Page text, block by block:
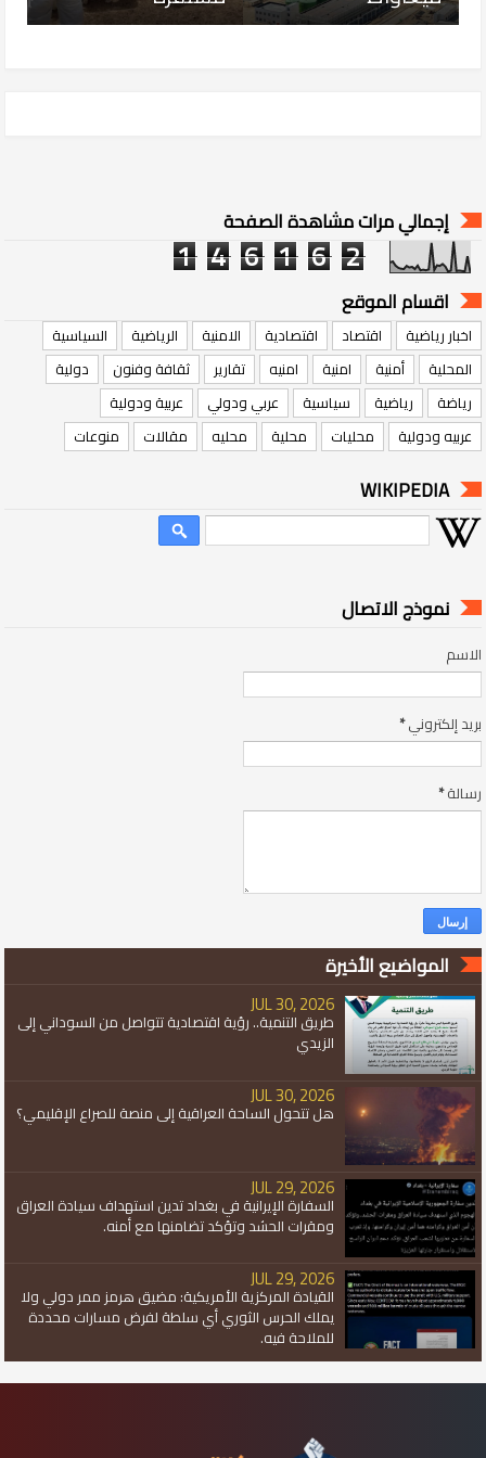
إجمالي مرات مشاهدة الصفحة
1 4 6 1 6 2
اقسام الموقع
اخبار رياضية اقتصاد اقتصادية الامنية الرياضية
السياسية
المحلية
أمنية امنية امنيه تقارير ثقافة وفنون
دولية
رياضة
رياضية سياسية عربي ودولي
عربية ودولية
عربيه ودولية
محليات محلية محليه مقالات منوعات
WIKIPEDIA
نموذج الاتصال
الاسم
بريد إلكتروني*
رسالة*
المواضيع الأخيرة
JUL 30, 2026
طريق التنمية.. رؤية اقتصادية تتواصل من السوداني إلى
الزيدي
JUL 30, 2026
هل تتحول الساحة العراقية إلى منصة للصراع الإقليمي؟
JUL 29, 2026
السفارة الإيرانية في بغداد تدين استهداف سيادة العراق
ومقرات الحشد وتؤكد تضامنها مع أمنه.
JUL 29, 2026
القيادة المركزية الأمريكية: مضيق هرمز ممر دولي ولا
يملك الحرس الثوري أي سلطة لفرض مسارات محددة
للملاحة فيه.